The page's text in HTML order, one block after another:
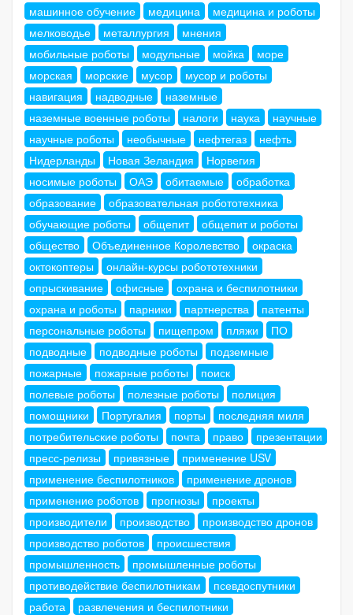
машинное обучение
медицина
медицина и роботы
мелководье
металлургия
мнения
мобильные роботы
модульные мойка
море
морская
морские мусор
мусор и роботы
навигация
надводные
наземные
наземные военные роботы
налоги наука
научные
научные роботы
необычные нефтегаз
нефть
Нидерланды
Новая Зеландия
Норвегия
носимые роботы
ОАЭ обитаемые
обработка
образование
образовательная робототехника
обучающие роботы
общепит
общепит и роботы
общество
Объединенное Королевство
окраска
октокоптеры
онлайн-курсы робототехники
опрыскивание
офисные
охрана и беспилотники
охрана и роботы
парники партнерства
патенты
персональные роботы
пищепром пляжи
ПО
подводные
подводные роботы
подземные
пожарные
пожарные роботы
поиск
полевые роботы
полезные роботы
полиция
помощники
Португалия порты
последняя миля
потребительские роботы
почта право
презентации
пресс-релизы
привязные
применение USV
применение беспилотников
применение дронов
применение роботов
прогнозы
проекты
производители
производство
производство дронов
производство роботов
происшествия
промышленность
промышленные роботы
противодействие беспилотникам
псевдоспутники
работа
развлечения и беспилотники